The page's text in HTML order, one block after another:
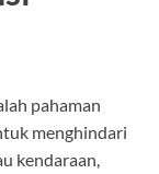
pahaman
menghindari
kendaraan,